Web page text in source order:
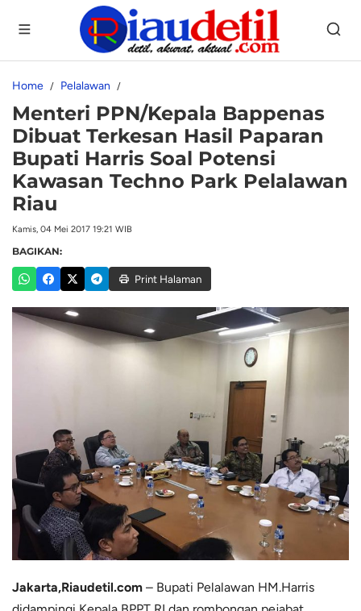
Home Pelalawan
Menteri PPN/Kepala Bappenas
Dibuat Terkesan Hasil Paparan
Bupati Harris Soal Potensi
Kawasan Techno Park Pelalawan
Riau
Kamis, 04 Mei 2017 19:21 WIB
BAGIKAN:
Print Halaman
Jakarta,Riaudetil.com ‎ – Bupati Pelalawan HM.Harris